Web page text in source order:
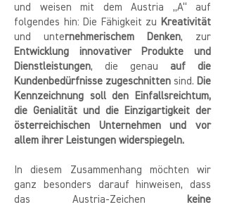
und weisen mit dem Austria „A“ auf
folgendes hin: Die Fähigkeit zu Kreativität
und unternehmerischem Denken, zur
Entwicklung innovativer Produkte und
Dienstleistungen, die genau auf die
Kundenbedürfnisse zugeschnitten sind. Die
Kennzeichnung soll den Einfallsreichtum,
die Genialität und die Einzigartigkeit der
österreichischen Unternehmen und vor
allem ihrer Leistungen widerspiegeln.
In diesem Zusammenhang möchten wir
ganz besonders darauf hinweisen, dass
das Austria-Zeichen keine